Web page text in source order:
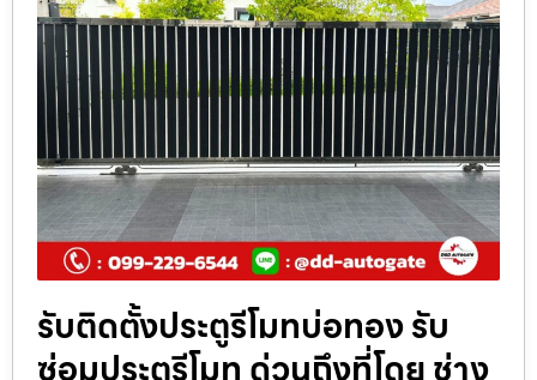
รับติดตั้งประตูรีโมทบ่อทอง รับ
ซ่อมประตูรีโมท ด่วนถึงที่โดย ช่าง